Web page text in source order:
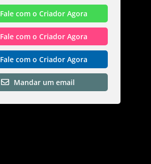
Fale com o Criador Agora
Fale com o Criador Agora
Fale com o Criador Agora
Mandar um email